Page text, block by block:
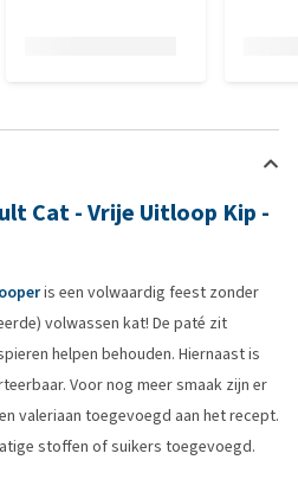
Cat - Vrije Uitloop Kip -
is een volwaardig feest zonder
volwassen kat! De paté zit
helpen behouden. Hiernaast is
Voor nog meer smaak zijn er
valeriaan toegevoegd aan het recept.
stoffen of suikers toegevoegd.